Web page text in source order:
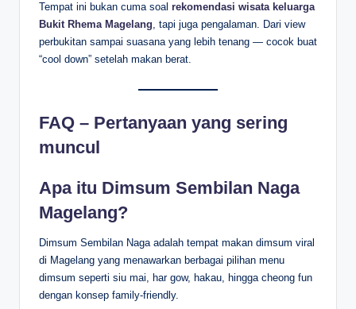
Tempat ini bukan cuma soal rekomendasi wisata keluarga
Bukit Rhema Magelang, tapi juga pengalaman. Dari view
perbukitan sampai suasana yang lebih tenang — cocok buat
“cool down” setelah makan berat.
FAQ – Pertanyaan yang sering
muncul
Apa itu Dimsum Sembilan Naga
Magelang?
Dimsum Sembilan Naga adalah tempat makan dimsum viral
di Magelang yang menawarkan berbagai pilihan menu
dimsum seperti siu mai, har gow, hakau, hingga cheong fun
dengan konsep family-friendly.